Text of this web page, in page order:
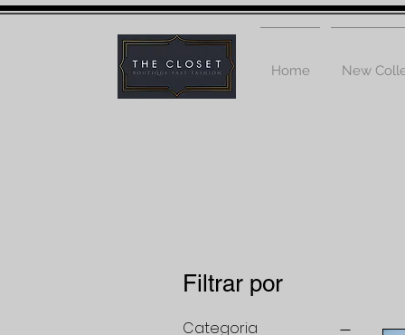
Home New
Filtrar por
Categoria